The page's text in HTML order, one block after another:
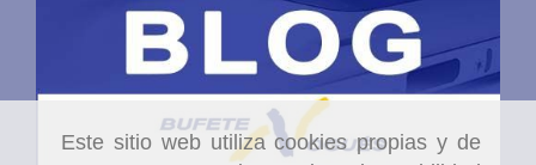
Este sitio web utiliza cookies propias y de